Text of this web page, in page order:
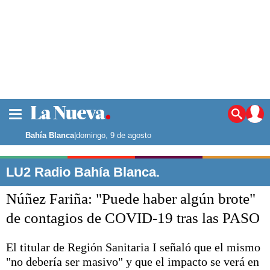
Noticias
La ciudad
Punta Alta
El país
El mundo
Seguridad
Deportes
Escenario Olímpico
Liga del Sur
Bahía Blanca|domingo, 9 de agosto
LU2 Radio Bahía Blanca.
Núñez Fariña: "Puede haber algún brote"
de contagios de COVID-19 tras las PASO
El titular de Región Sanitaria I señaló que el mismo
"no debería ser masivo" y que el impacto se verá en